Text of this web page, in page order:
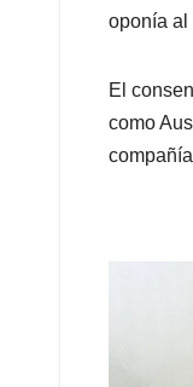
oponía al
El
como